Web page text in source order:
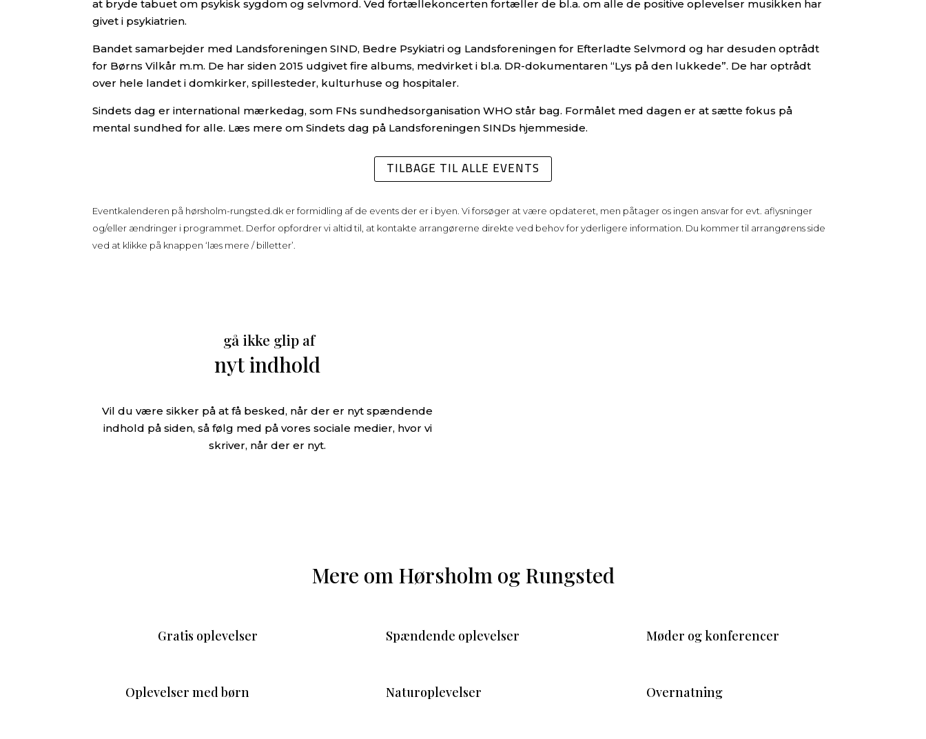
at bryde tabuet om psykisk sygdom og selvmord. Ved fortællekoncerten fortæller de bl.a. om alle de positive oplevelser musikken har
givet i psykiatrien.
Bandet samarbejder med Landsforeningen SIND, Bedre Psykiatri og Landsforeningen for Efterladte Selvmord og har desuden optrådt
for Børns Vilkår m.m. De har siden 2015 udgivet fire albums, medvirket i bl.a. DR-dokumentaren “Lys på den lukkede”. De har optrådt
over hele landet i domkirker, spillesteder, kulturhuse og hospitaler.
Sindets dag er international mærkedag, som FNs sundhedsorganisation WHO står bag. Formålet med dagen er at sætte fokus på
mental sundhed for alle. Læs mere om Sindets dag på Landsforeningen SINDs hjemmeside.
TILBAGE TIL ALLE EVENTS
Eventkalenderen på hørsholm-rungsted.dk er formidling af de events der er i byen. Vi forsøger at være opdateret, men påtager os ingen ansvar for evt. aflysninger
og/eller ændringer i programmet. Derfor opfordrer vi altid til, at kontakte arrangørerne direkte ved behov for yderligere information. Du kommer til arrangørens side
ved at klikke på knappen ‘læs mere / billetter’.
gå ikke glip af
nyt indhold
Vil du være sikker på at få besked, når der er nyt spændende
indhold på siden, så følg med på vores sociale medier, hvor vi
skriver, når der er nyt.
Mere om Hørsholm og Rungsted
Gratis oplevelser Spændende oplevelser Møder og konferencer
Oplevelser med børn Naturoplevelser Overnatning